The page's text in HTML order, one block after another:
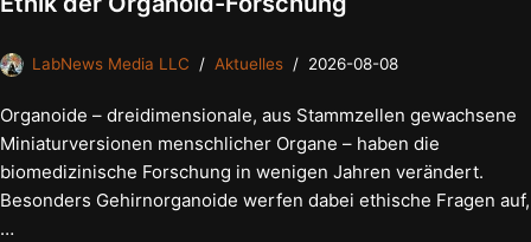
LabNews Media LLC Aktuelles 2026-08-08
Organoide – dreidimensionale, aus Stammzellen gewachsene
Miniaturversionen menschlicher Organe – haben die
biomedizinische Forschung in wenigen Jahren verändert.
Besonders Gehirnorganoide werfen dabei ethische Fragen auf,
…